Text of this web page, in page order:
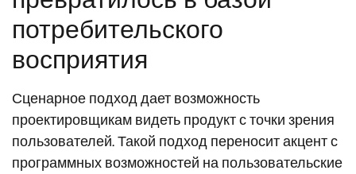
потребительского
восприятия
Сценарное подход дает возможность
проектировщикам видеть продукт с точки зрения
пользователей. Такой подход переносит акцент с
программных возможностей на пользовательские